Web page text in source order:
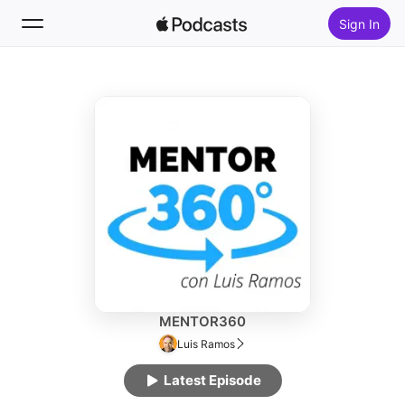
Sign In
Top Charts
MENTOR360
Luis Ramos
Latest Episode